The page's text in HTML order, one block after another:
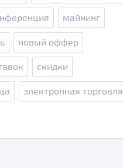
майнинг
новый оффер
скидки
электронная торговля